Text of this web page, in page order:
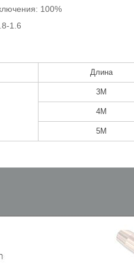
100%
1.6
Длина
3M
4M
5M